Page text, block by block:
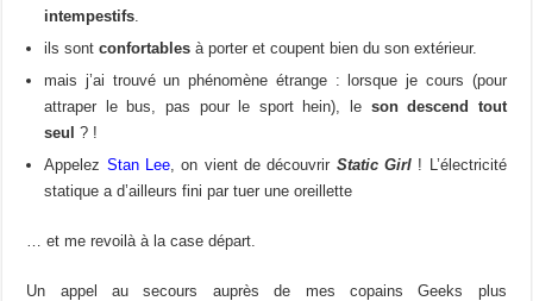
intempestifs
ils sontconfortables à porter et coupent bien du son extérieur.
mais j’ai trouvé un phénomène étrange : lorsque je cours (pour
attraper le bus, pas pour le sport hein), le son descend tout
seul ? !
Appelez Stan Lee, on vient de découvrir Static Girl ! L’électricité
statique a d’ailleurs fini par tuer une oreillette
… et me revoilà à la case départ.
Un appel au secours auprès de mes copains Geeks plus